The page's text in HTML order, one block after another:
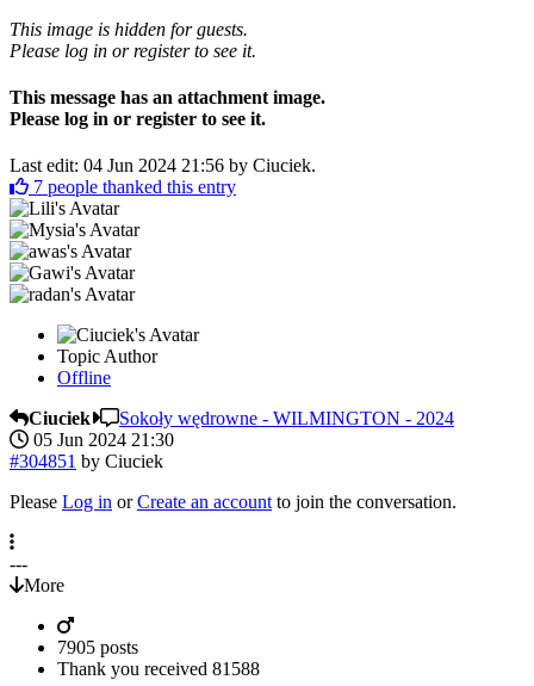
This image is hidden for guests.
Please log in or register to see it.
This message has an attachment image.
Please log in or register to see it.
Last edit: 04 Jun 2024 21:56 by Ciuciek.
7 people thanked this entry
Topic Author
Offline
Ciuciek
Sokoły wędrowne - WILMINGTON - 2024
05 Jun 2024 21:30
#304851 by Ciuciek
Please Log in orCreate an account to join the conversation.
---
More
7905 posts
Thank you received 81588